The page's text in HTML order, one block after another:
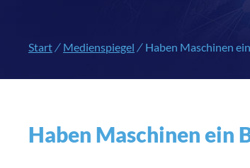
Start / Medienspiegel / Haben Maschinen
Haben Maschinen ein